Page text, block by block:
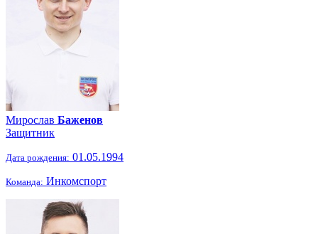
Мирослав Баженов
Защитник
Дата рождения: 01.05.1994
Команда: Инкомспорт